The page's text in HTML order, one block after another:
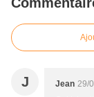
J Jean 29/